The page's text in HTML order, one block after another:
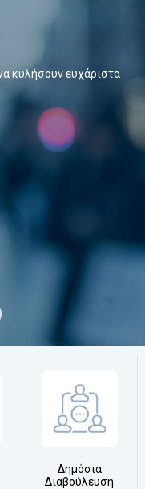
κυλήσουν ευχάριστα
Δημόσια
Διαβούλευση